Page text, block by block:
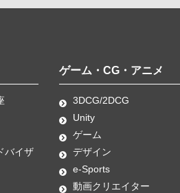
バイザ
ゲーム・CG・アニメ
3DCG/2DCG
Unity
ゲーム
デザイン
e-Sports
動画クリエイター